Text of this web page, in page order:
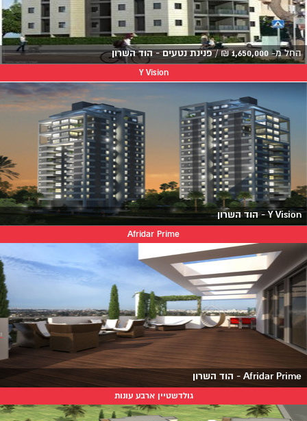
החל מ- 1,650,000
₪
/פנינת נטעים - הוד השרון
Y Vision
Y Vision - הוד השרון
Afridar Prime
Afridar Prime - הוד השרון
גולדשטיין ארבע עונות